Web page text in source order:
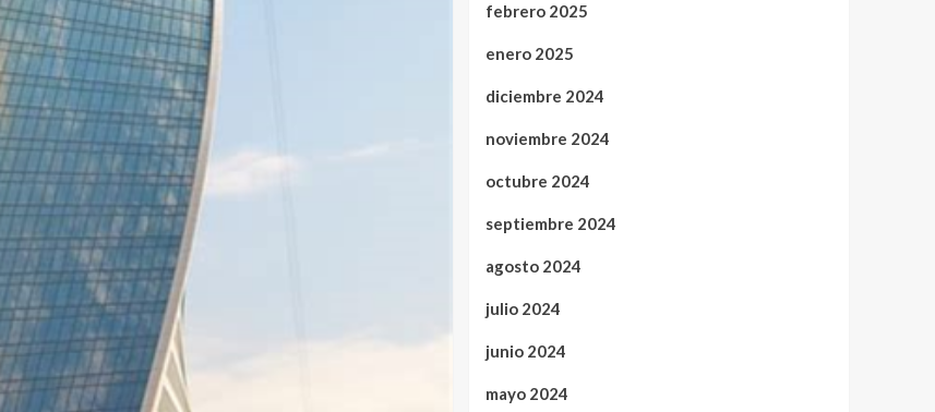
febrero 2025
enero 2025
diciembre 2024
noviembre 2024
octubre 2024
septiembre 2024
agosto 2024
julio 2024
junio 2024
mayo 2024